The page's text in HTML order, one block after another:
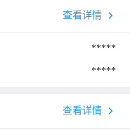
查看详情
*****
*****
查看详情